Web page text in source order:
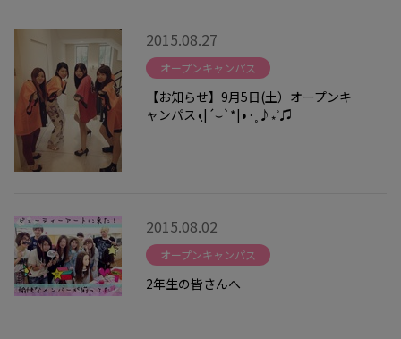
2015.08.27
オープンキャンパス
【お知らせ】9月5日(土）オープンキ
ャンパス◖ฺ|´⌣`*|◗·˳♪⁎˚♫
2015.08.02
オープンキャンパス
2年生の皆さんへ